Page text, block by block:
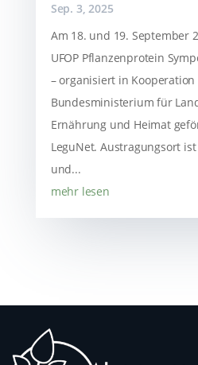
Sep. 3, 2025
Am 18. und 19. September
UFOP Pflanzenprotein
– organisiert in
Bundesministerium für
Ernährung und Heimat
LeguNet. Austragungsort
und...
mehr lesen